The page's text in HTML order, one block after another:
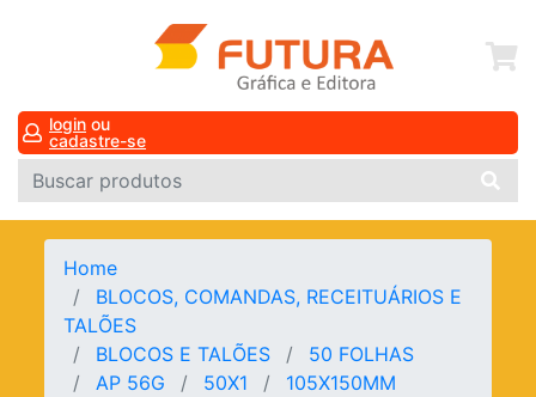
login ou
cadastre-se
Home
BLOCOS, COMANDAS, RECEITUÁRIOS E
TALÕES
BLOCOS E TALÕES
50 FOLHAS
AP 56G
50X1 105X150MM